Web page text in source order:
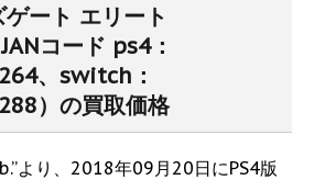
ート エリート
コード ps4：
、switch：
）の買取価格
より、2018年09月20日にPS4版